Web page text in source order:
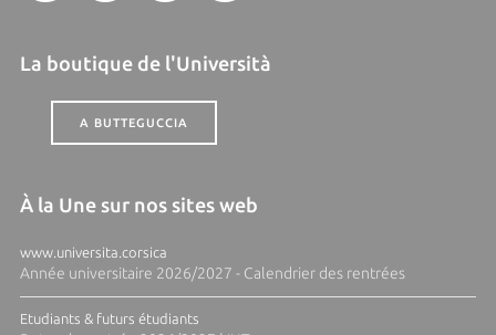
La boutique de l'Università
A BUTTEGUCCIA
À la Une sur nos sites web
www.universita.corsica
Année universitaire 2026/2027 - Calendrier des rentrées
Etudiants & futurs étudiants